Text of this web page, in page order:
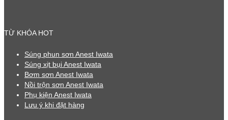
TỪ KHÓA HOT
Súng phun sơn Anest Iwata
Súng xịt bụi Anest Iwata
Bơm sơn Anest Iwata
Nồi trộn sơn Anest Iwata
Phụ kiện Anest Iwata
Lưu ý khi đặt hàng